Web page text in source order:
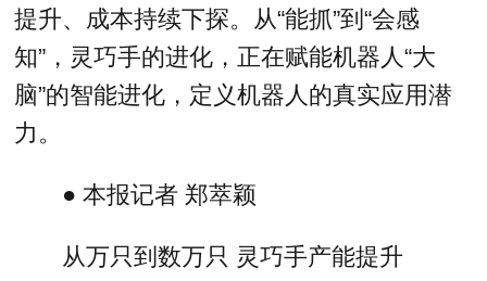
提升、成本持续下探。从“能抓”到“会感
知”，灵巧手的进化，正在赋能机器人“大
脑”的智能进化，定义机器人的真实应用潜
力。
● 本报记者 郑萃颖
从万只到数万只 灵巧手产能提升